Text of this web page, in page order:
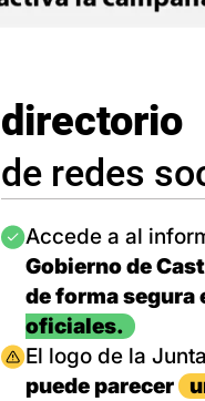
directorio
de redes
Imagen
Accede a al
Gobierno de
de forma segura
oficiales.
Imagen
El logo de la
puede parecer